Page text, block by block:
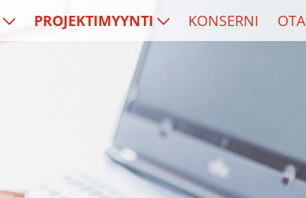
PROJEKTIMYYNTI KONSERNI